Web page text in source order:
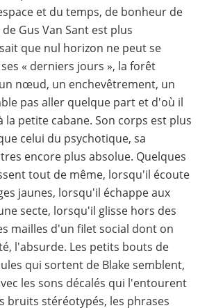
et du temps, de bonheur de
Gus Van Sant est plus
que nul horizon ne peut se
« derniers jours », la forêt
nœud, un enchevêtrement, un
pas aller quelque part et d'où il
petite cabane. Son corps est plus
celui du psychotique, sa
encore plus absolue. Quelques
tout de même, lorsqu'il écoute
jaunes, lorsqu'il échappe aux
secte, lorsqu'il glisse hors des
mailles d'un filet social dont on
l'absurde. Les petits bouts de
qui sortent de Blake semblent,
les sons décalés qui l'entourent
bruits stéréotypés, les phrases